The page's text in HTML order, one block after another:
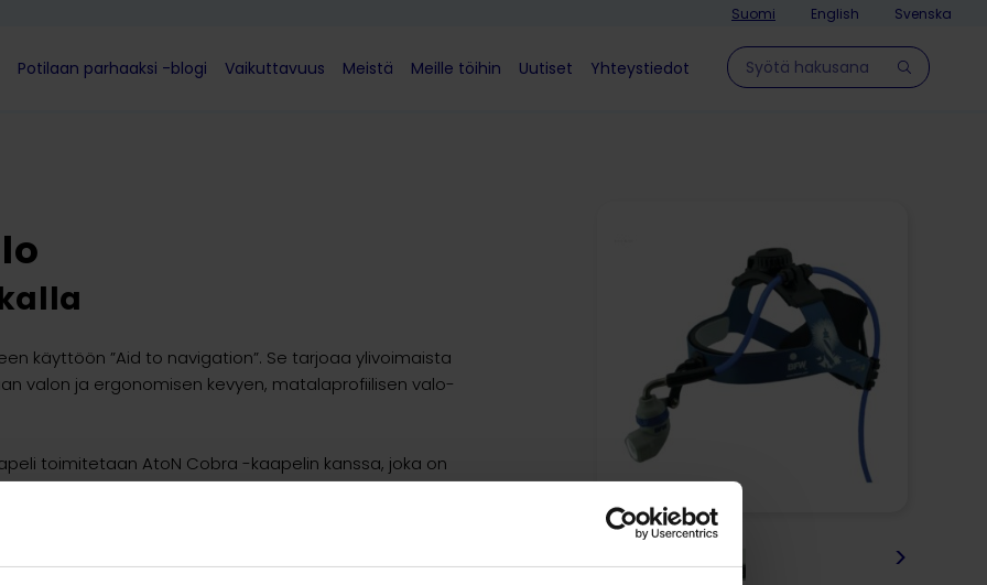
Suomi English Svenska
Potilaan parhaaksi -blogi Vaikuttavuus Meistä Meille töihin Uutiset
Yhteystiedot
Hae sivulla
käyttöön ”Aid to navigation”. Se tarjoaa ylivoimaista
valon ja ergonomisen kevyen, matalaprofiilisen valo-
toimitetaan AtoN Cobra -kaapelin kanssa, joka on
pituus on 3,05 m.
2,13 m tai 3,05 m pituisena. >
<